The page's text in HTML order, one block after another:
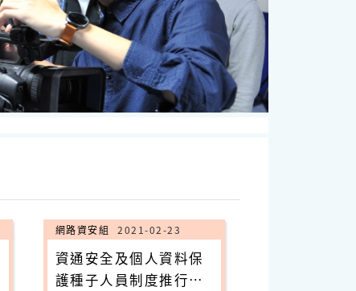
網路資安組 2021-02-23
資通安全及個人資料保
護種子人員制度推行計